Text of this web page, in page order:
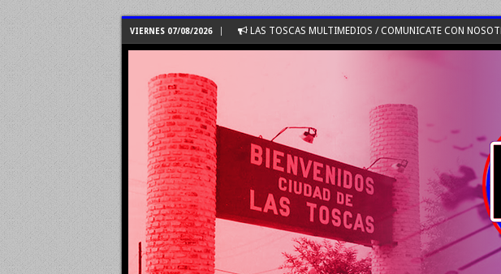
VIERNES 07/08/2026 LAS TOSCAS MULTIMEDIOS / COMUNICATE CON